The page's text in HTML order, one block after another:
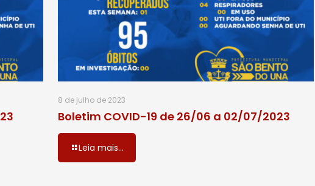
8 de julho de 2023
Boletim COVID-19 de 26/06 a 02/07/2023
Leia mais...